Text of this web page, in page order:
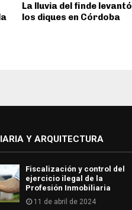
La lluvia del finde levantó
los diques en Córdoba
Y ARQUITECTURA
Fiscalización y control del
ejercicio ilegal de la
Profesión Inmobiliaria
11 de abril de 2024